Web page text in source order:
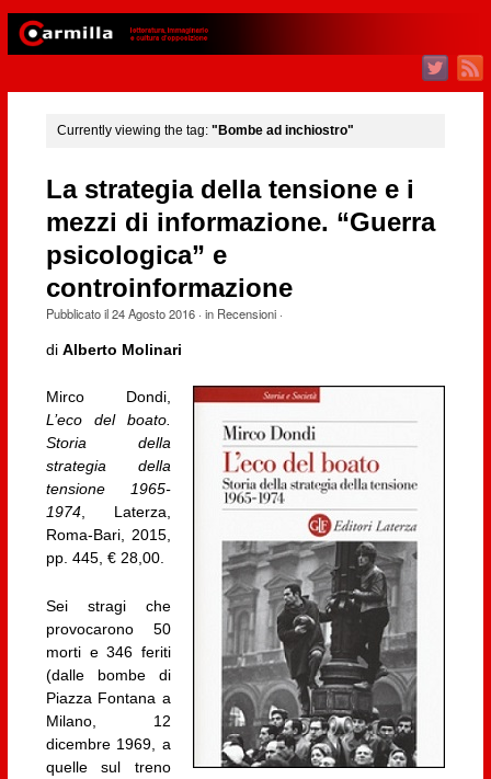
Currently viewing the tag: "Bombe ad inchiostro"
La strategia della tensione e i
mezzi di informazione. “Guerra
psicologica” e
controinformazione
Pubblicato il24 Agosto 2016· in Recensioni·
di Alberto Molinari
Mirco Dondi,
L’eco del boato.
Storia della
strategia della
tensione 1965-
1974, Laterza,
Roma-Bari, 2015,
pp. 445, € 28,00.
Sei stragi che
provocarono 50
morti e 346 feriti
(dalle bombe di
Piazza Fontana a
Milano, 12
dicembre 1969, a
quelle sul treno